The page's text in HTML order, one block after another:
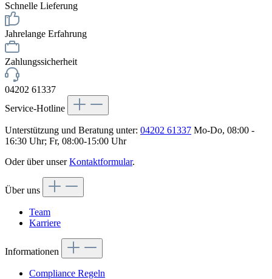
Schnelle Lieferung
Jahrelange Erfahrung
Zahlungssicherheit
04202 61337
Service-Hotline
Unterstützung und Beratung unter: 04202 61337 Mo-Do, 08:00 -
16:30 Uhr; Fr, 08:00-15:00 Uhr
Oder über unserKontaktformular.
Über uns
Team
Karriere
Informationen
Compliance Regeln